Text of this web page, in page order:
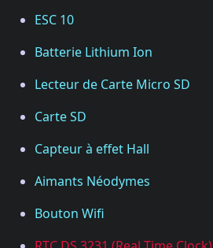
ESC 10
Batterie Lithium Ion
Lecteur de Carte Micro SD
Carte SD
Capteur à effet Hall
Aimants Néodymes
Bouton Wifi